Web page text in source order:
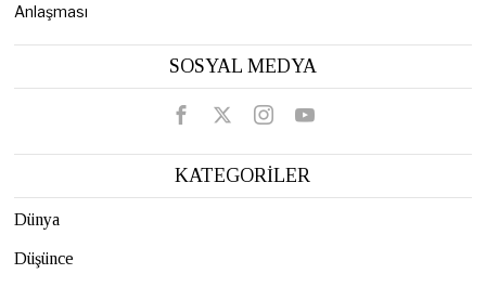
Anlaşması
SOSYAL MEDYA
KATEGORİLER
Dünya
Düşünce